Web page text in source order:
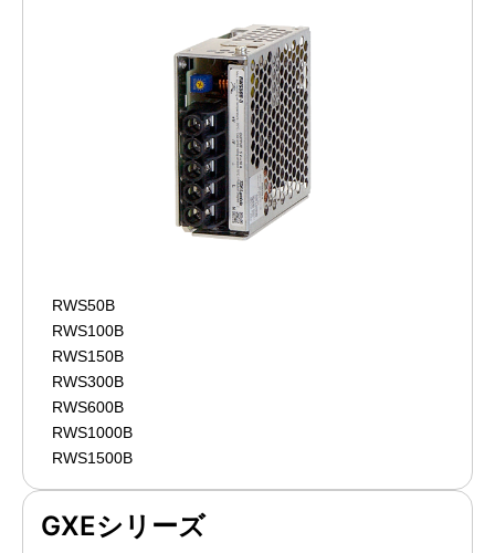
RWS50B
RWS100B
RWS150B
RWS300B
RWS600B
RWS1000B
RWS1500B
GXEシリーズ